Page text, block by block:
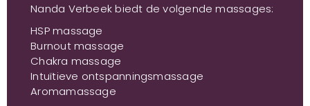
Nanda Verbeek biedt de volgende massages:
HSP massage
Burnout massage
Chakra massage
Intuïtieve ontspanningsmassage
Aromamassage